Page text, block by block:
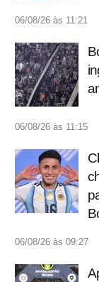
06/08/26 às 11:21
06/08/26 às 11:15
06/08/26 às 09:27